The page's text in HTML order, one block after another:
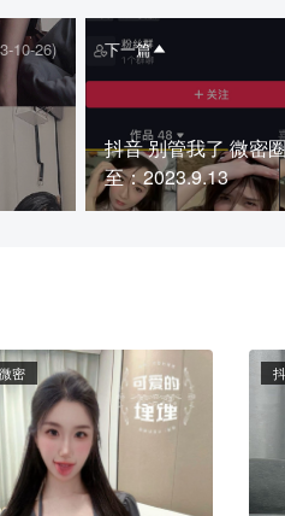
10-26) 下一篇
抖音 别管我了 微密
至：2023.9.13
密